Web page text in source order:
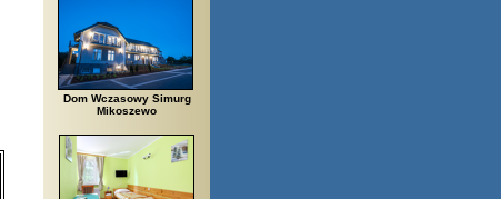
Dom Wczasowy Simurg
Mikoszewo